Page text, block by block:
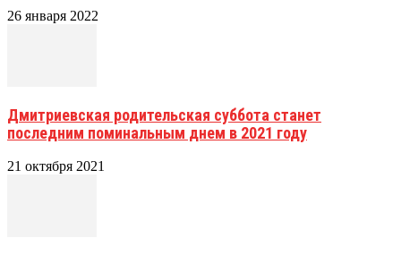
26 января 2022
Дмитриевская родительская суббота станет
последним поминальным днем в 2021 году
21 октября 2021